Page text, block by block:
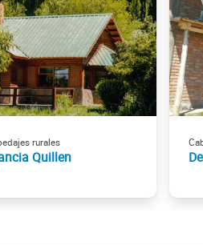
rurales
Quillen